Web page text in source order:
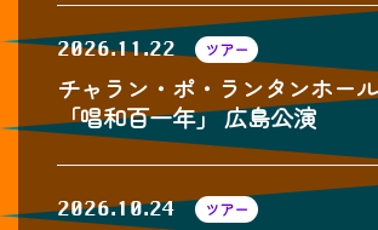
2026.11.22 ツアー
チャラン・ポ・ランタンホー
「唱和百一年」 広島公演
2026.10.24 ツアー